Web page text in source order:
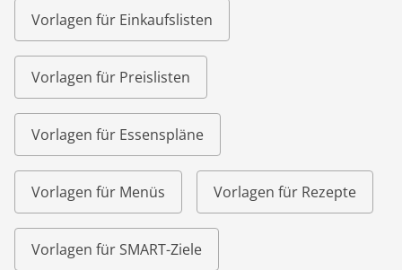
Vorlagen für Einkaufslisten
Vorlagen für Preislisten
Vorlagen für Essenspläne
Vorlagen für Menüs Vorlagen für Rezepte
Vorlagen für SMART-Ziele